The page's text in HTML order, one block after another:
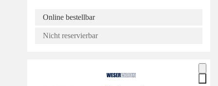
Online bestellbar
Nicht reservierbar